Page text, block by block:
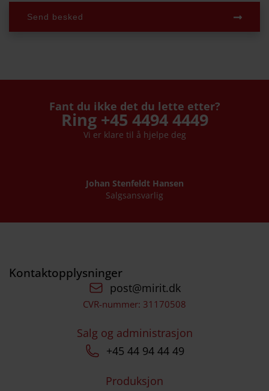
Send besked
Fant du ikke det du lette etter?
Ring +45 4494 4449
Vi er klare til å hjelpe deg
Johan Stenfeldt Hansen
Salgsansvarlig
Kontaktopplysninger
post@mirit.dk
CVR-nummer: 31170508
Salg og administrasjon
+45 44 94 44 49
Produksjon